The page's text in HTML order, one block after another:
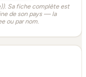
Sa fiche complète est
de son pays — la
ou par nom.